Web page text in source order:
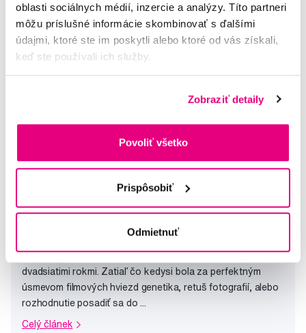
oblasti sociálnych médií, inzercie a analýzy. Títo partneri
môžu príslušné informácie skombinovať s ďalšími
údajmi, ktoré ste im poskytli alebo ktoré od vás získali,
keď ste používali ich služby.
Zobraziť detaily
Povoliť všetko
Prispôsobiť
Odmietnuť
Zubna pasta na citlive zuby
Zuzana
Keď pre biele zuby nepotrebujete
dvadsiatimi rokmi. Zatiaľ čo kedysi bola za perfektným
úsmevom filmových hviezd genetika, retuš fotografií, alebo
rozhodnutie posadiť sa do ...
Celý článek